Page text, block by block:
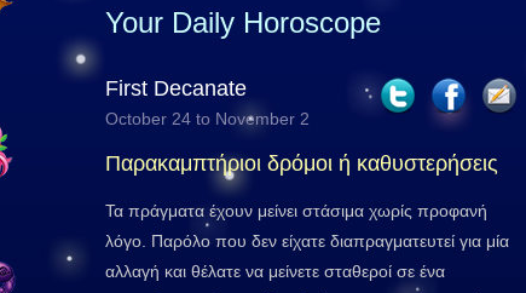
Your Daily Horoscope
First Decanate
October 24 to November 2
Παρακαμπτήριοι δρόμοι ή καθυστερήσεις
Τα πράγματα έχουν μείνει στάσιμα χωρίς προφανή
λόγο. Παρόλο που δεν είχατε διαπραγματευτεί για μία
αλλαγή και θέλατε να μείνετε σταθεροί σε ένα